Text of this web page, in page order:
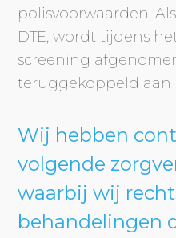
polisvoorwaarden.
DTE, wordt tijdens
screening
teruggekoppeld aan
Wij hebben
volgende
waarbij wij
behandelingen